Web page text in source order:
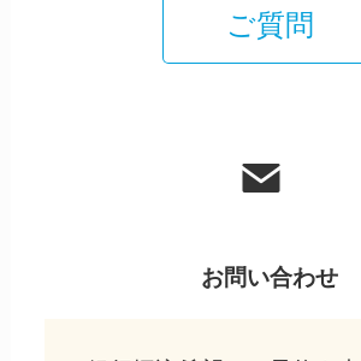
ご質問
お問い合わせ